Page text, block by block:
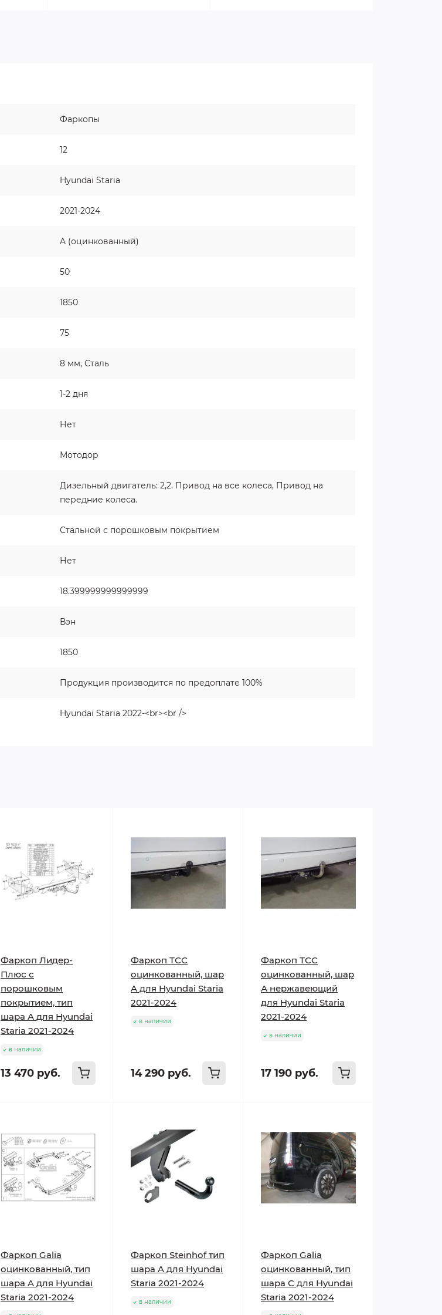
Фаркопы
12
Hyundai Staria
2021-2024
A (оцинкованный)
50
1850
75
8 мм, Сталь
1-2 дня
Нет
Мотодор
Дизельный двигатель: 2,2. Привод на все колеса, Привод на
передние колеса.
Стальной с порошковым покрытием
Нет
18.399999999999999
Вэн
1850
Продукция производится по предоплате 100%
Hyundai Staria 2022-<br><br />
Фаркоп Лидер-
Плюс с
порошковым
покрытием, тип
шара A для Hyundai
Staria 2021-2024
в наличии
13 470 руб.
Фаркоп ТСС
оцинкованный, шар
A для Hyundai Staria
2021-2024
в наличии
14 290 руб.
Фаркоп ТСС
оцинкованный, шар
А нержавеющий
для Hyundai Staria
2021-2024
в наличии
17 190 руб.
Фаркоп Galia
оцинкованный, тип
шара A для Hyundai
Staria 2021-2024
Фаркоп Steinhof тип
шара A для Hyundai
Staria 2021-2024
в наличии
Фаркоп Galia
оцинкованный, тип
шара C для Hyundai
Staria 2021-2024